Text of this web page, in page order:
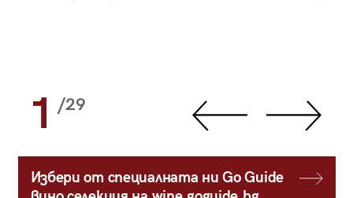
1 /29
Избери от специалната ни Go Guide